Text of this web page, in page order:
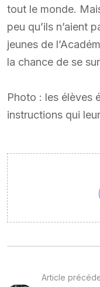
tout le monde.
peu qu’ils n’aient
jeunes de
la chance de se
Photo : les élèves
instructions qui
Article